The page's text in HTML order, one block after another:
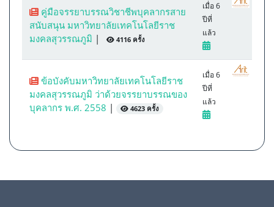
คู่มือจรรยาบรรณวิชาชีพบุคลากรสาย
สนับสนุน มหาวิทยาลัยเทคโนโลยีราช
มงคลสุวรรณภูมิ | 4116 ครั้ง
เมื่อ 6
ปีที่
แล้ว
ข้อบังคับมหาวิทยาลัยเทคโนโลยีราช
มงคลสุวรรณภูมิ ว่าด้วยจรรยาบรรณของ
บุคลากร พ.ศ. 2558 | 4623 ครั้ง
เมื่อ 6
ปีที่
แล้ว